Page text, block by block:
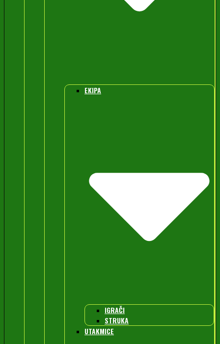
EKIPA
IGRAČI
STRUKA
UTAKMICE